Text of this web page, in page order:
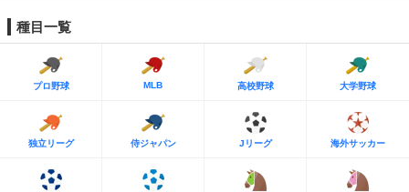
種目一覧
プロ野球 MLB 高校野球 大学野球
独立リーグ 侍ジャパン Jリーグ 海外サッカー